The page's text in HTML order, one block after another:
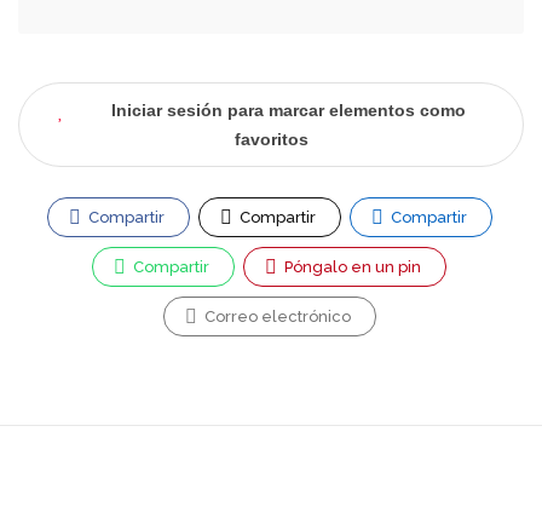
Iniciar sesión para marcar elementos como
favoritos
Compartir Compartir Compartir
Compartir Póngalo en un pin
Correo electrónico